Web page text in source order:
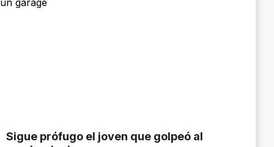
Sigue prófugo el joven que golpeó al